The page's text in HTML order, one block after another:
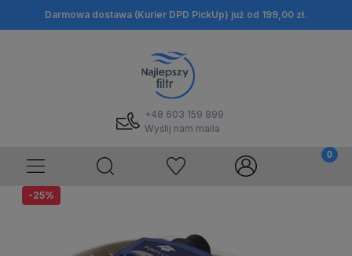
Darmowa dostawa (Kurier DPD PickUp) już od 199,00 zł.
+48 603 159 899
Wyślij nam maila
-25%